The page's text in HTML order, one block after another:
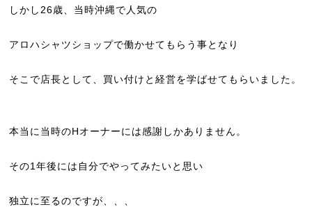
しかし26歳、当時沖縄で人気の
アロハシャツショップで働かせてもらう事となり
そこで店長として、買い付けと経営を学ばせてもらいました。
本当に当時のHオーナーには感謝しかありません。
その1年後には自分でやってみたいと思い
独立に至るのですが、、、